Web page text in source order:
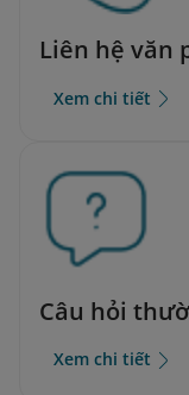
Liên hệ văn
Xem chi tiết
Câu hỏi
Xem chi tiết